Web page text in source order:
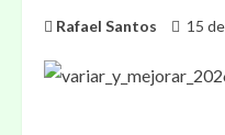
Rafael Santos 15